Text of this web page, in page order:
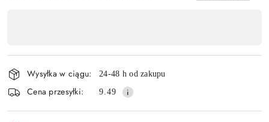
i
dostawa
Wysyłka w ciągu: 24-48 h od zakupu
Cena przesyłki: 9.49